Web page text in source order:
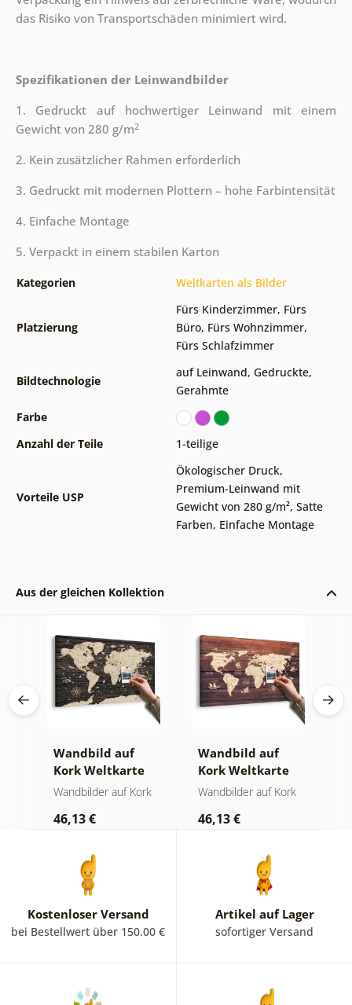
das Risiko von Transportschäden minimiert wird.
Spezifikationen der Leinwandbilder
1. Gedruckt auf hochwertiger Leinwand mit einem
Gewicht von 280 g/m2
2. Kein zusätzlicher Rahmen erforderlich
3. Gedruckt mit modernen Plottern – hohe Farbintensität
4. Einfache Montage
5. Verpackt in einem stabilen Karton
Kategorien Weltkarten als Bilder
Platzierung
Fürs Kinderzimmer, Fürs
Büro, Fürs Wohnzimmer,
Fürs Schlafzimmer
Bildtechnologie
auf Leinwand, Gedruckte,
Gerahmte
Farbe
Anzahl der Teile
1-teilige
Vorteile USP
Ökologischer Druck,
Premium-Leinwand mit
Gewicht von 280 g/m², Satte
Farben, Einfache Montage
Aus der gleichen Kollektion
Wandbild auf
Kork Weltkarte
auf hölzernem
Wandbilder auf Kork
46,13 €
Wandbild auf
Kork Weltkarte
auf Holz
Wandbilder auf Kork
46,13 €
Kostenloser Versand
bei Bestellwert über 150.00 €
Artikel auf Lager
sofortiger Versand